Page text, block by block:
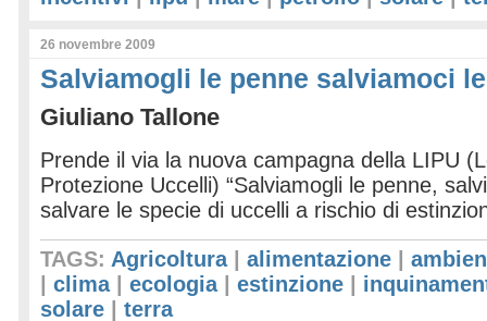
26 novembre 2009
Salviamogli le penne salviamoci
Giuliano Tallone
Prende il via la nuova campagna della LIPU
Protezione Uccelli) “Salviamogli le penne,
salvare le specie di uccelli a rischio di
TAGS: Agricoltura| alimentazione
clima| ecologia| estinzione
solare
terra